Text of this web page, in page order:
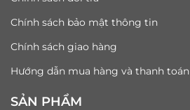
Chính sách bảo mật thông tin
Chính sách giao hàng
Hướng dẫn mua hàng và thanh toán
SẢN PHẨM